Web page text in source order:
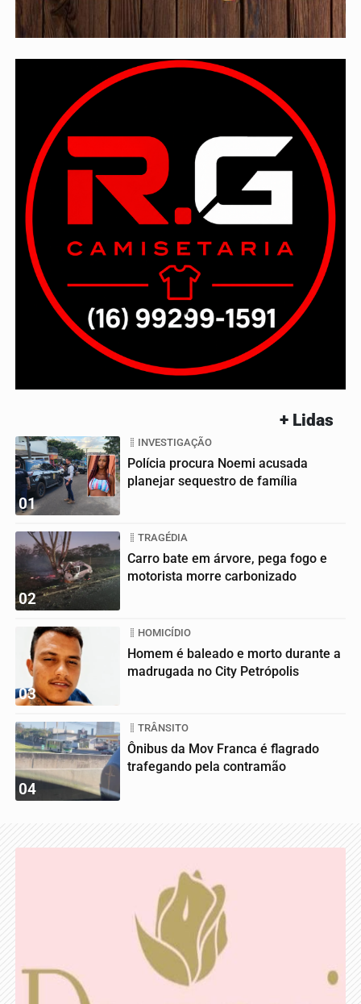
+ Lidas
01
INVESTIGAÇÃO
Polícia procura Noemi acusada
planejar sequestro de família
02
TRAGÉDIA
Carro bate em árvore, pega fogo e
motorista morre carbonizado
03
HOMICÍDIO
Homem é baleado e morto durante a
madrugada no City Petrópolis
04
TRÂNSITO
Ônibus da Mov Franca é flagrado
trafegando pela contramão